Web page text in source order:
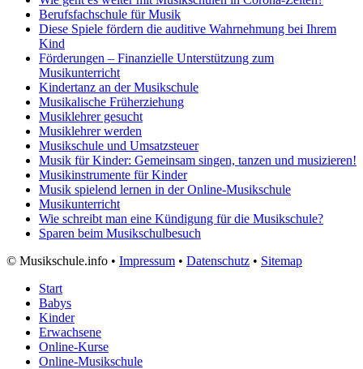
Berufsfachschule für Musik
Diese Spiele fördern die auditive Wahrnehmung bei Ihrem
Kind
Förderungen – Finanzielle Unterstützung zum
Musikunterricht
Kindertanz an der Musikschule
Musikalische Früherziehung
Musiklehrer gesucht
Musiklehrer werden
Musikschule und Umsatzsteuer
Musik für Kinder: Gemeinsam singen, tanzen und musizieren!
Musikinstrumente für Kinder
Musik spielend lernen in der Online-Musikschule
Musikunterricht
Wie schreibt man eine Kündigung für die Musikschule?
Sparen beim Musikschulbesuch
© Musikschule.info • Impressum • Datenschutz • Sitemap
Start
Babys
Kinder
Erwachsene
Online-Kurse
Online-Musikschule